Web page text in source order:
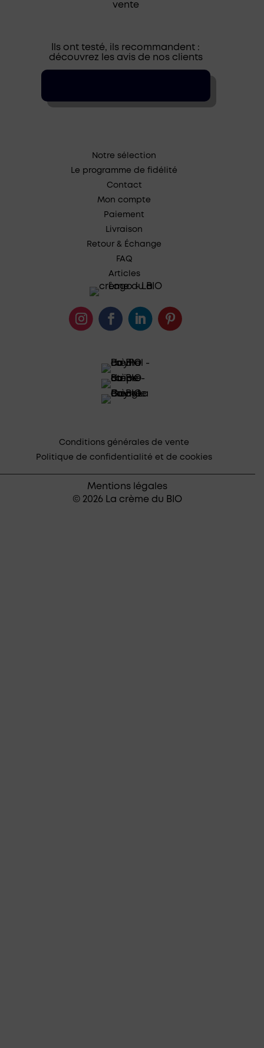
vente
Ils ont testé, ils recommandent :
découvrez les avis de nos clients
Notre sélection
Le programme de fidélité
Contact
Mon compte
Paiement
Livraison
Retour & Échange
FAQ
Articles
Conditions générales de vente
Politique de confidentialité et de cookies
Mentions légales
© 2026 La crème du BIO